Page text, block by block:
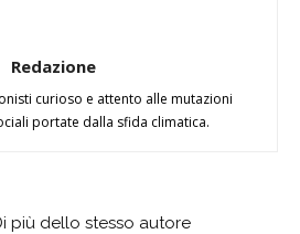
Redazione
curioso e attento alle mutazioni
portate dalla sfida climatica.
più dello stesso autore